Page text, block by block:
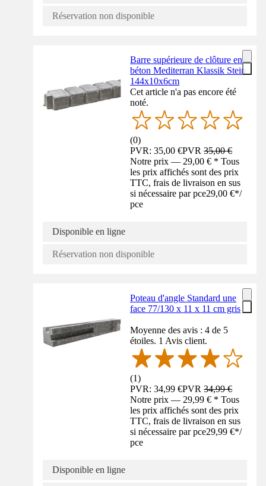
Réservation non disponible
Barre supérieure de clôture en
béton Mediterran Klassik Stein
144x10x6cm
Cet article n'a pas encore été
noté.
(0)
PVR: 35,00 €PVR35,00 €
Notre prix — 29,00 € * Tous
les prix affichés sont des prix
TTC, frais de livraison en sus
si nécessaire par pce29,00 €*/
pce
Disponible en ligne
Réservation non disponible
Poteau d'angle Standard une
face 77/130 x 11 x 11 cm gris
Moyenne des avis : 4 de 5
étoiles. 1 Avis client.
(1)
PVR: 34,99 €PVR34,99 €
Notre prix — 29,99 € * Tous
les prix affichés sont des prix
TTC, frais de livraison en sus
si nécessaire par pce29,99 €*/
pce
Disponible en ligne